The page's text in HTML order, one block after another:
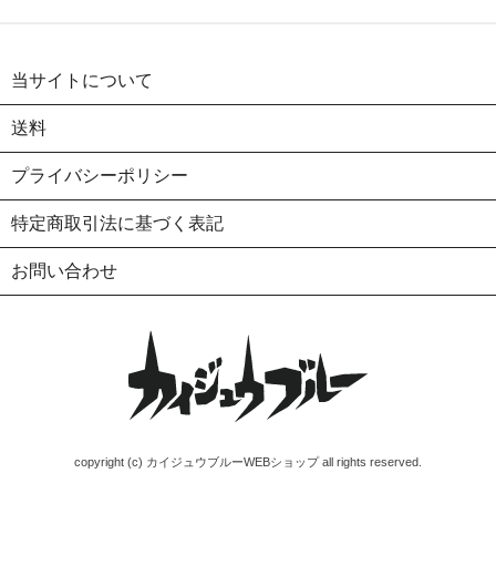
当サイトについて
送料
プライバシーポリシー
特定商取引法に基づく表記
お問い合わせ
copyright (c) カイジュウブルーWEBショップ all rights reserved.